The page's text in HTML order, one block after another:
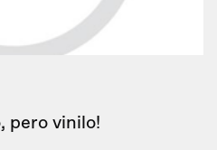
pero vinilo!